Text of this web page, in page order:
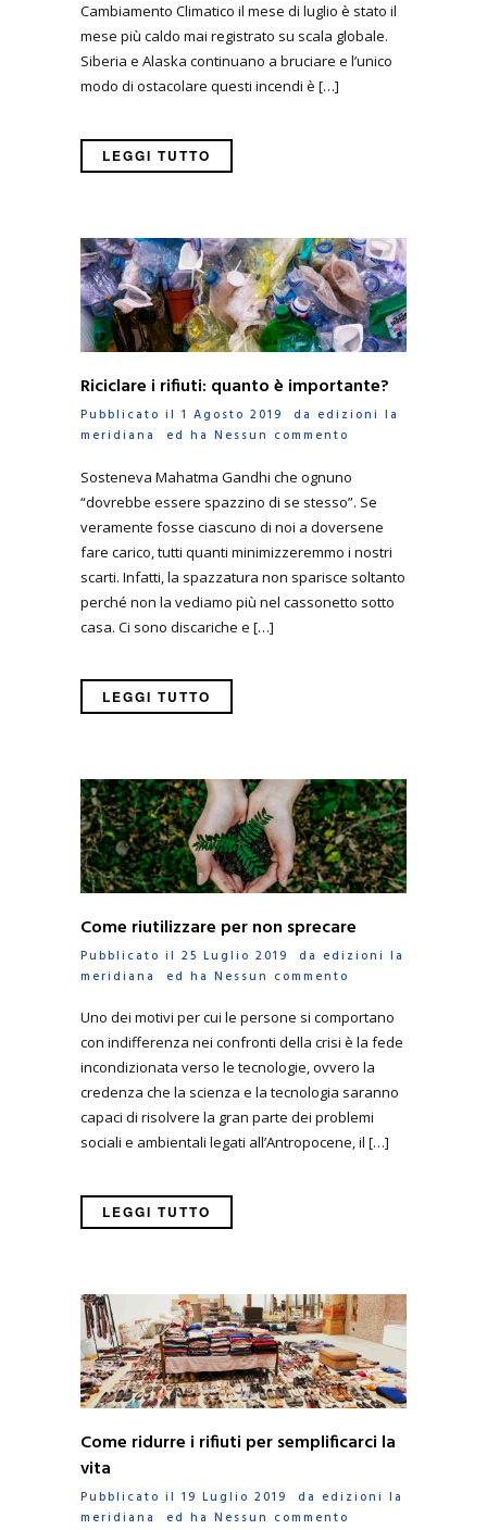
Cambiamento Climatico il mese di luglio è stato il
mese più caldo mai registrato su scala globale.
Siberia e Alaska continuano a bruciare e l’unico
modo di ostacolare questi incendi è […]
LEGGI TUTTO
Riciclare i rifiuti: quanto è importante?
Pubblicato il 1 Agosto 2019 da edizioni la
meridiana
ed ha Nessun commento
Sosteneva Mahatma Gandhi che ognuno
“dovrebbe essere spazzino di se stesso”. Se
veramente fosse ciascuno di noi a doversene
fare carico, tutti quanti minimizzeremmo i nostri
scarti. Infatti, la spazzatura non sparisce soltanto
perché non la vediamo più nel cassonetto sotto
casa. Ci sono discariche e […]
LEGGI TUTTO
Come riutilizzare per non sprecare
Pubblicato il 25 Luglio 2019 da edizioni la
meridiana
ed ha Nessun commento
Uno dei motivi per cui le persone si comportano
con indifferenza nei confronti della crisi è la fede
incondizionata verso le tecnologie, ovvero la
credenza che la scienza e la tecnologia saranno
capaci di risolvere la gran parte dei problemi
sociali e ambientali legati all’Antropocene, il […]
LEGGI TUTTO
Come ridurre i rifiuti per semplificarci la
vita
Pubblicato il 19 Luglio 2019 da edizioni la
meridiana
ed ha Nessun commento